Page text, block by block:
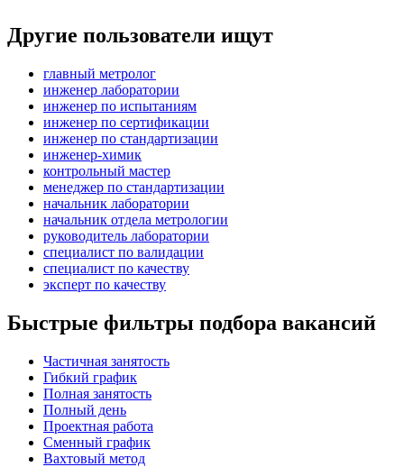
Другие пользователи ищут
главный метролог
инженер лаборатории
инженер по испытаниям
инженер по сертификации
инженер по стандартизации
инженер-химик
контрольный мастер
менеджер по стандартизации
начальник лаборатории
начальник отдела метрологии
руководитель лаборатории
специалист по валидации
специалист по качеству
эксперт по качеству
Быстрые фильтры подбора вакансий
Частичная занятость
Гибкий график
Полная занятость
Полный день
Проектная работа
Сменный график
Вахтовый метод